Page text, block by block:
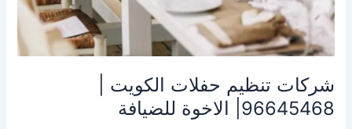
شركات تنظيم حفلات الكويت |
96645468| الاخوة للضيافة